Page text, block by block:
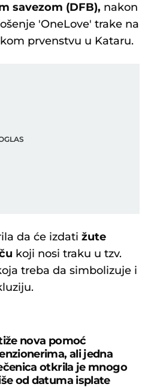
savezom (DFB), nakon
'OneLove' trake na
prvenstvu u Kataru.
da će izdatižute
koji nosi traku u tzv.
treba da simbolizuje i
nova pomoć
ali jedna
otkrila je mnogo
od datuma isplate